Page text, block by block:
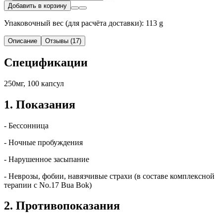
Добавить в корзину
Упаковочный вес (для расчёта доставки): 113 g
Описание Отзывы (17)
Спецификации
250мг, 100 капсул
1. Показания
- Бессонница
- Ночные пробуждения
- Нарушенное засыпание
- Неврозы, фобии, навязчивые страхи (в составе комплексной
терапии с No.17 Bua Bok)
2. Противопоказания